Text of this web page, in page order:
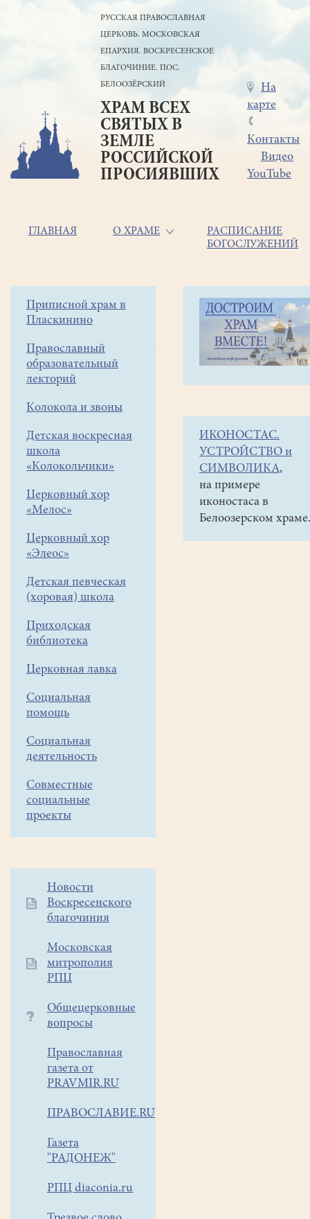
РУССКАЯ ПРАВОСЛАВНАЯ
ЦЕРКОВЬ. МОСКОВСКАЯ
ЕПАРХИЯ. ВОСКРЕСЕНСКОЕ
БЛАГОЧИНИЕ. ПОС.
БЕЛООЗЁРСКИЙ
ХРАМ ВСЕХ
СВЯТЫХ В
ЗЕМЛЕ
РОССИЙСКОЙ
ПРОСИЯВШИХ
Меню
в
шапке
На
карте
Контакты
Видео
YouTube
Основная
ГЛАВНАЯ О ХРАМЕ
РАСПИСАНИЕ
БОГОСЛУЖЕНИЙ
Боковое
меню
Приписной храм в
Пласкинино
Православный
образовательный
лекторий
Колокола и звоны
Детская воскресная
школа
«Колокольчики»
Церковный хор
«Мелос»
Церковный хор
«Элеос»
Детская певческая
(хоровая) школа
Приходская
библиотека
Церковная лавка
Социальная
помощь
Социальная
деятельность
Совместные
социальные
проекты
Дополнительное
меню
Новости
Воскресенского
благочиния
Московская
митрополия
РПЦ
Общецерковные
вопросы
Православная
газета от
PRAVMIR.RU
ПРАВОСЛАВИЕ.RU
Газета
"РАДОНЕЖ"
РПЦ diaconia.ru
Строка
навигации
Наши
новости
ИКОНОСТАС.
УСТРОЙСТВО и
СИМВОЛИКА,
на примере
иконостаса в
Белоозерском храме.